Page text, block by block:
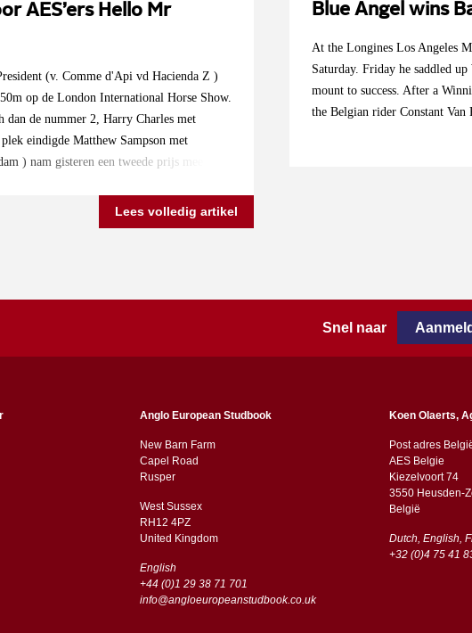
AES’ers Hello Mr
(v. Comme d'Api vd Hacienda Z )
op de London International Horse Show.
dan de nummer 2, Harry Charles met
eindigde Matthew Sampson met
) nam gisteren een tweede prijs mee naar
1.37 seconden eerder met zijn vos
x Wellington) bleef foutloos met
Lees volledig artikel
Blue Angel wins
At the Longines Los Angeles
Saturday. Friday he saddled
mount to success. After a
the Belgian rider Constant Van
Snel naar
Anglo European Studbook
New Barn Farm
Capel Road
​​Rusper
West Sussex
RH12 4PZ
​​United Kingdom
English
+44 (0)1 29 38 71 701
info@angloeuropeanstudbook.co.uk
Koen Olaerts,
Post adres
AES Belgie
Kiezelvoort 74
3550 Heusden-
België
Dutch, English,
+32 (0)4 75 41